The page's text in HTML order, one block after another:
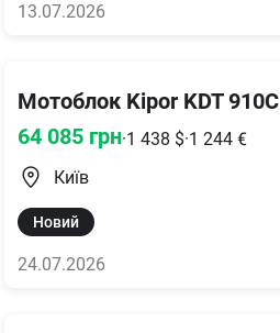
13.07.2026
Мотоблок Kipor KDT 910C
64 085 грн·1 438 $·1 244 €
Київ
Новий
24.07.2026